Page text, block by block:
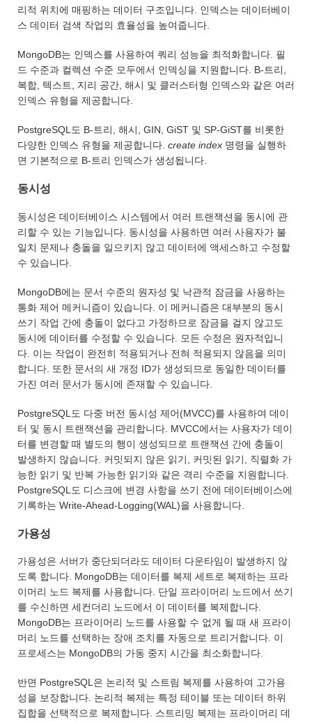
리적 위치에 매핑하는 데이터 구조입니다. 인덱스는 데이터베이
스 데이터 검색 작업의 효율성을 높여줍니다.
MongoDB는 인덱스를 사용하여 쿼리 성능을 최적화합니다. 필
드 수준과 컬렉션 수준 모두에서 인덱싱을 지원합니다. B-트리,
복합, 텍스트, 지리 공간, 해시 및 클러스터형 인덱스와 같은 여러
인덱스 유형을 제공합니다.
PostgreSQL도 B-트리, 해시, GIN, GiST 및 SP-GiST를 비롯한
다양한 인덱스 유형을 제공합니다. create index 명령을 실행하
면 기본적으로 B-트리 인덱스가 생성됩니다.
동시성
동시성은 데이터베이스 시스템에서 여러 트랜잭션을 동시에 관
리할 수 있는 기능입니다. 동시성을 사용하면 여러 사용자가 불
일치 문제나 충돌을 일으키지 않고 데이터에 액세스하고 수정할
수 있습니다.
MongoDB에는 문서 수준의 원자성 및 낙관적 잠금을 사용하는
통화 제어 메커니즘이 있습니다. 이 메커니즘은 대부분의 동시
쓰기 작업 간에 충돌이 없다고 가정하므로 잠금을 걸지 않고도
동시에 데이터를 수정할 수 있습니다. 모든 수정은 원자적입니
다. 이는 작업이 완전히 적용되거나 전혀 적용되지 않음을 의미
합니다. 또한 문서의 새 개정 ID가 생성되므로 동일한 데이터를
가진 여러 문서가 동시에 존재할 수 있습니다.
PostgreSQL도 다중 버전 동시성 제어(MVCC)를 사용하여 데이
터 및 동시 트랜잭션을 관리합니다. MVCC에서는 사용자가 데이
터를 변경할 때 별도의 행이 생성되므로 트랜잭션 간에 충돌이
발생하지 않습니다. 커밋되지 않은 읽기, 커밋된 읽기, 직렬화 가
능한 읽기 및 반복 가능한 읽기와 같은 격리 수준을 지원합니다.
PostgreSQL도 디스크에 변경 사항을 쓰기 전에 데이터베이스에
기록하는 Write-Ahead-Logging(WAL)을 사용합니다.
가용성
가용성은 서버가 중단되더라도 데이터 다운타임이 발생하지 않
도록 합니다. MongoDB는 데이터를 복제 세트로 복제하는 프라
이머리 노드 복제를 사용합니다. 단일 프라이머리 노드에서 쓰기
를 수신하면 세컨더리 노드에서 이 데이터를 복제합니다.
MongoDB는 프라이머리 노드를 사용할 수 없게 될 때 새 프라이
머리 노드를 선택하는 장애 조치를 자동으로 트리거합니다. 이
프로세스는 MongoDB의 가동 중지 시간을 최소화합니다.
반면 PostgreSQL은 논리적 및 스트림 복제를 사용하여 고가용
성을 보장합니다. 논리적 복제는 특정 테이블 또는 데이터 하위
집합을 선택적으로 복제합니다. 스트리밍 복제는 프라이머리 데